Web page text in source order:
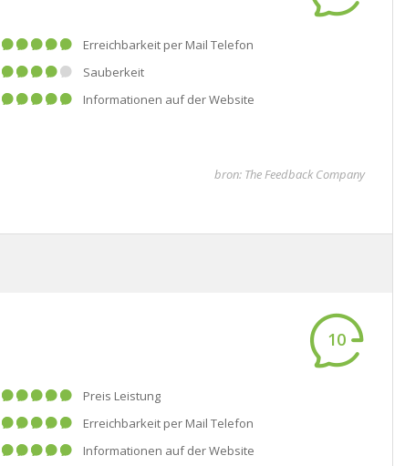
Erreichbarkeit per Mail Telefon
Sauberkeit
Informationen auf der Website
bron: The Feedback Company
10
Preis Leistung
Erreichbarkeit per Mail Telefon
Informationen auf der Website